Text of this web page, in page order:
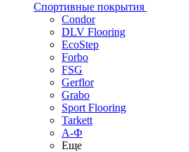
Спортивные покрытия
Condor
DLV Flooring
EcoStep
Forbo
FSG
Gerflor
Grabo
Sport Flooring
Tarkett
А-Ф
Еще